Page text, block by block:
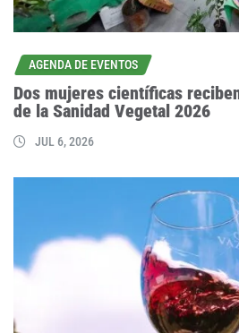
AGENDA DE EVENTOS
Dos mujeres científicas
de la Sanidad Vegetal 2026
JUL 6, 2026